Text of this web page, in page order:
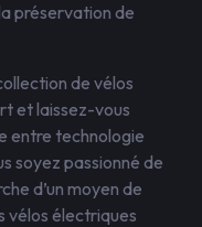
préservation de
de vélos
et laissez-vous
entre technologie
soyez passionné de
d’un moyen de
vélos électriques